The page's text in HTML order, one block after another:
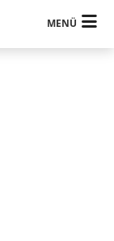
MENÜ